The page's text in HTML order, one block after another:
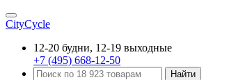
CityCycle
12-20 будни, 12-19 выходные
+7 (495) 668-12-50
Найти